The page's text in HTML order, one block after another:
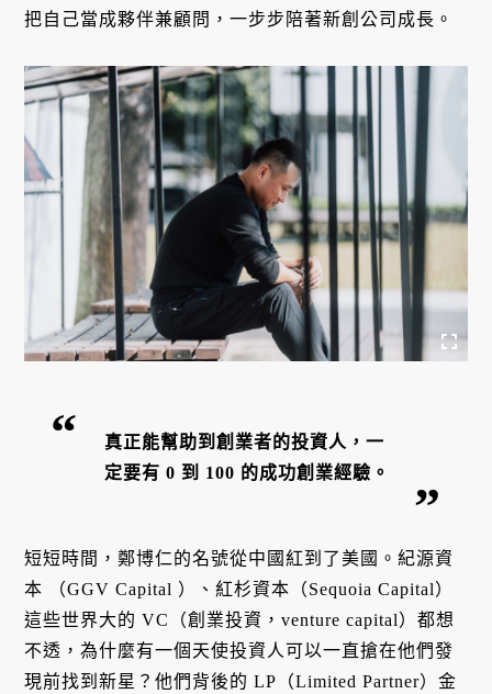
把自己當成夥伴兼顧問，一步步陪著新創公司成長。
真正能幫助到創業者的投資人，一
定要有 0 到 100 的成功創業經驗。
短短時間，鄭博仁的名號從中國紅到了美國。紀源資
本 （GGV Capital ）、紅杉資本（Sequoia Capital）
這些世界大的 VC（創業投資，venture capital）都想
不透，為什麼有一個天使投資人可以一直搶在他們發
現前找到新星？他們背後的 LP（Limited Partner）金